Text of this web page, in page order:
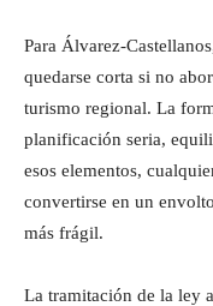
Para Álvarez-
quedarse corta si no
turismo regional. La
planificación seria,
esos elementos,
convertirse en un
más frágil.
La tramitación de la ley